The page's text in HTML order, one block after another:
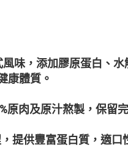
風味，添加膠原蛋白、
康體質。
原肉及原汁熬製，保
提供豐富蛋白質，適